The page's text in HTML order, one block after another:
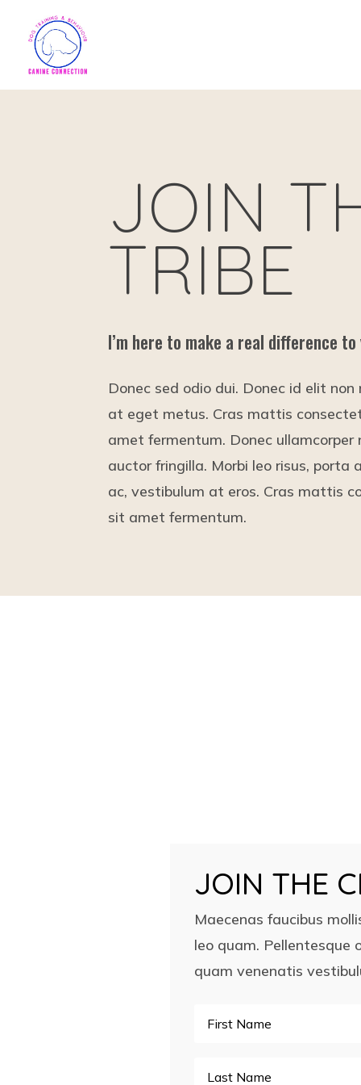
JOIN
TRIBE
I’m here to make a real difference
Donec sed odio dui. Donec id elit
at eget metus. Cras mattis
amet fermentum. Donec ullamcorper
auctor fringilla. Morbi leo risus, porta
ac, vestibulum at eros. Cras mattis
sit amet fermentum.
JOIN THE
Maecenas faucibus
leo quam. Pellentesque
quam venenatis